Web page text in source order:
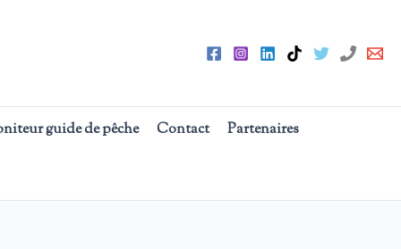
guide de pêche Contact Partenaires